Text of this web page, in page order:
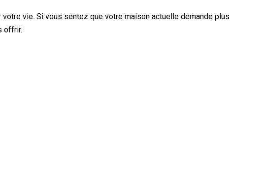
vie. Si vous sentez que votre maison actuelle demande plus
offrir.